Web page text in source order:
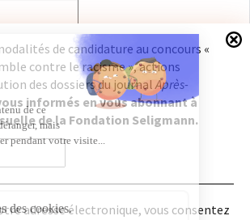
adresse électronique, vous
l'infolettre de la Fondation
à notrepolitique de
. Il vous sera possible de vous
moment.
de candidature au concours «
contre le racisme », actions
des dossiers du journalAprès-
informés en vous abonnant à
de la Fondation Seligmann.
adresse électronique, vous consentez